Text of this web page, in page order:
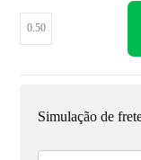
Simulação de